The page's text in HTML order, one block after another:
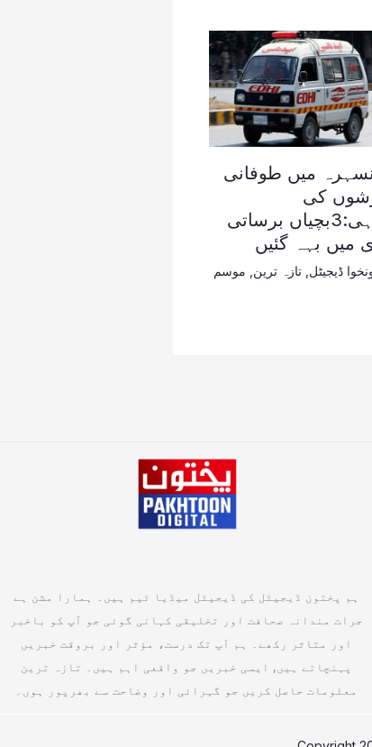
میں طوفانی
کی
تباہی:3بچیاں برساتی
میں بہہ گئیں
ڈیجیٹل تازہ ترین موسم
ہم پختون ڈیجیٹل کی ڈیجیٹل میڈیا ٹیم ہیں۔ ہمارا مشن ہے
جرات مندانہ صحافت اور تخلیقی کہانی گوئی جو آپ کو باخبر
اور متاثر رکھے۔ ہم آپ تک درست، مؤثر اور بروقت خبریں
پہنچاتے ہیں, ایسی خبریں جو واقعی اہم ہیں۔ تازہ ترین
معلومات حاصل کریں جو گہرائی اور وضاحت سے بھرپور ہوں۔